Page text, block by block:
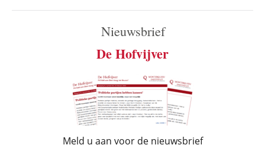
Nieuwsbrief
De Hofvijver
Meld u aan voor de nieuwsbrief